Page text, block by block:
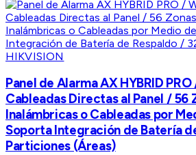
HIKVISION
Panel de Alarma AX HYBRID
Cableadas Directas al Panel / 56
Inalámbricas o Cableadas por
Soporta Integración de Batería
Particiones (Áreas)